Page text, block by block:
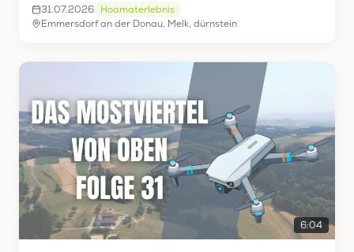
31.07.2026 Hoamaterlebnis
Emmersdorf an der Donau, Melk, dürnstein
6:04